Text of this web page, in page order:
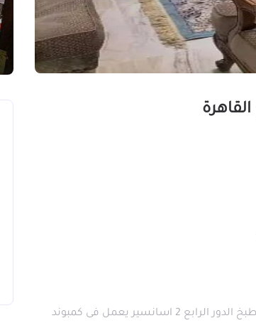
للايجار شقة مفروشة مكونة من 3غرف نوم و2حمام ورسيبشن ومطبخ الدور الرابع 2 اسانسير يعمل فى كمبوند